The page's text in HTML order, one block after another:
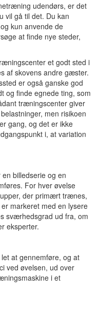
udendørs, er det
vil gå til det. Du kan
kun anvende de
at finde nye steder,
et godt sted i
af skovens andre gæster.
er også ganske god
og finde egnede ting, som
træningscenter giver
men risikoen
gang, og det er ikke
i, at variation
billedserie og en
For hver øvelse
der primært trænes,
markeret med en lysere
sværhedsgrad ud fra, om
eksperter.
at gennemføre, og at
ved øvelsen, ud over
i et